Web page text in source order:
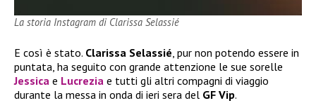
La storia Instagram di Clarissa Selassié
E così è stato. Clarissa Selassié , pur non potendo essere in
puntata, ha seguito con grande attenzione le sue sorelle
Jessica e Lucrezia e tutti gli altri compagni di viaggio
durante la messa in onda di ieri sera del GF Vip.